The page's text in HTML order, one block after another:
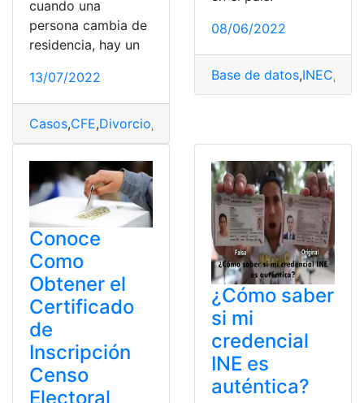
cuando una
persona cambia de
residencia, hay un
13/07/2022
Casos,CFE,Divorcio,
08/06/2022
Base de datos,INEC,
Conoce
Como
Obtener el
Certificado
de
Inscripción
Censo
Electoral
¿Cómo saber
si mi
credencial
INE es
auténtica?